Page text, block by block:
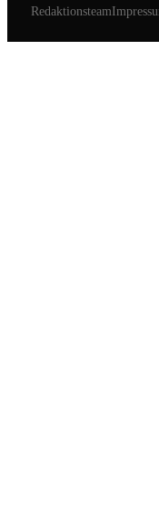
Redaktionsteam